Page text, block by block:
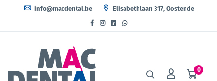
info@macdental.be Elisabethlaan 317, Oostende
0